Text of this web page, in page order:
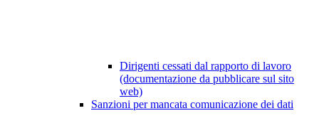
Dirigenti cessati dal rapporto di lavoro
(documentazione da pubblicare sul sito
web)
Sanzioni per mancata comunicazione dei dati